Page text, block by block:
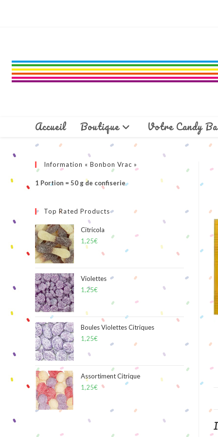
Accueil Boutique Votre Candy
Information « Bonbon Vrac »
1 Portion = 50 g de confiserie
Top Rated Products
Citricola
1,25€
Violettes
1,25€
Boules Violettes Citriques
1,25€
Assortiment Citrique
1,25€